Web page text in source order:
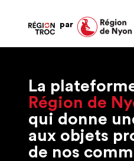
par
La
Région de
qui donne
aux objets
de nos